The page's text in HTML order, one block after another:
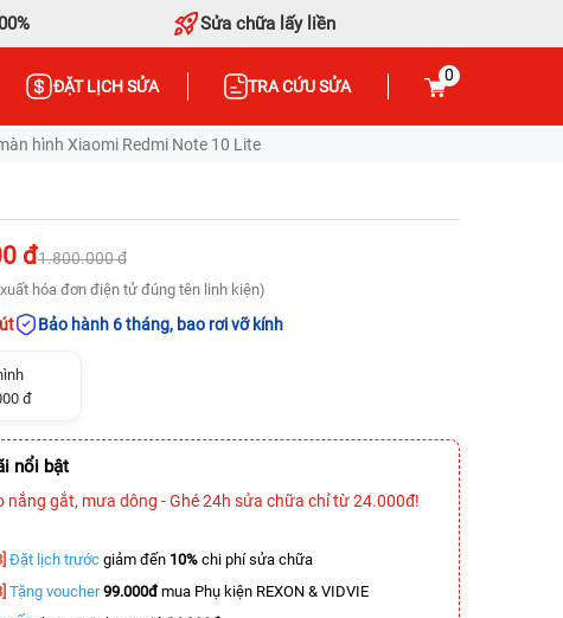
Sửa chữa lấy liền
ĐẶT LỊCH SỬA TRA CỨU SỬA
0
hình Xiaomi Redmi Note 10 Lite
đ1.800.000 đ
xuất hóa đơn điện tử đúng tên linh kiện)
Bảo hành 6 tháng, bao rơi vỡ kính
đ
nổi bật
nắng gắt, mưa dông - Ghé 24h sửa chữa chỉ từ 24.000đ!
Đặt lịch trước giảm đến 10% chi phí sửa chữa
Tặng voucher 99.000đmua Phụ kiện REXON & VIDVIE